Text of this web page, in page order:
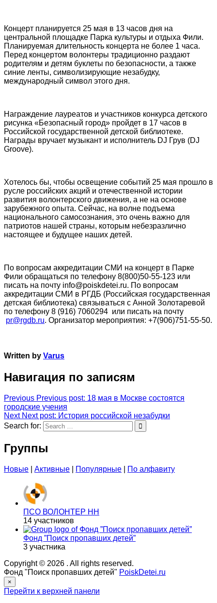
Концерт планируется 25 мая в 13 часов дня на
центральной площадке Парка культуры и отдыха Фили.
Планируемая длительность концерта не более 1 часа.
Перед концертом волонтеры традиционно раздают
родителям и детям буклеты по безопасности, а также
синие ленты, символизирующие незабудку,
международный символ этого дня.
Награждение лауреатов и участников конкурса детского
рисунка «Безопасный город» пройдет в 17 часов в
Российской государственной детской библиотеке.
Награды вручает музыкант и исполнитель DJ Грув (DJ
Groove).
Хотелось бы, чтобы освещение событий 25 мая прошло в
русле российских акций и отечественной истории
развития волонтерского движения, а не на основе
зарубежного опыта. Сейчас, на волне подъема
национального самосознания, это очень важно для
патриотов нашей страны, которым небезразлично
настоящее и будущее наших детей.
По вопросам аккредитации СМИ на концерт в Парке
Фили обращаться по телефону 8(800)50-55-123 или
писать на почту info@poiskdetei.ru. По вопросам
аккредитации СМИ в РГДБ (Российская государственная
детская библиотека) связываться с Анной Золотаревой
по телефону 8 (916) 7060294 или писать на почту
pr@rgdb.ru. Организатор мероприятия: +7(906)751-55-50.
Written by Varus
Навигация по записям
Previous Previous post: 18 мая в Москве состоятся
городские учения
Next Next post: История российской незабудки
Search for:
Группы
Новые Активные Популярные По алфавиту
ПСО ВОЛОНТЕР НН
14 участников
Фонд ”Поиск пропавших детей”
3 участника
Copyright © 2026 . All rights reserved.
Фонд "Поиск пропавших детей" PoiskDetei.ru
×
Перейти к верхней панели